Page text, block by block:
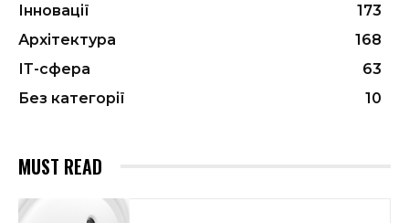
Інновації
173
Архітектура
168
ІТ-сфера
63
Без категорії
10
MUST READ